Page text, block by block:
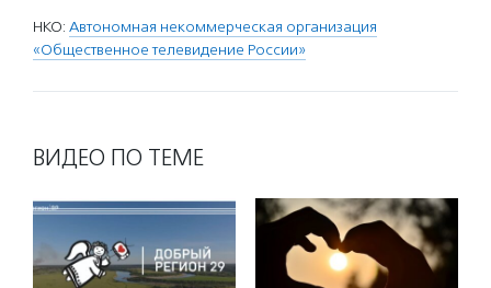
НКО: Автономная некоммерческая организация
«Общественное телевидение России»
ВИДЕО ПО ТЕМЕ